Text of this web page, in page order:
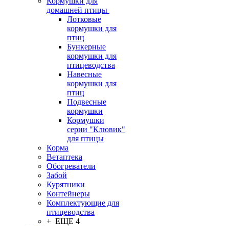
домашней птицы
Лотковые
кормушки для
птиц
Бункерные
кормушки для
птицеводства
Навесные
кормушки для
птиц
Подвесные
кормушки
Кормушки
серии "Клювик"
для птицы
Корма
Ветаптека
Обогреватели
Забой
Курятники
Контейнеры
Комплектующие для
птицеводства
+ ЕЩЕ 4